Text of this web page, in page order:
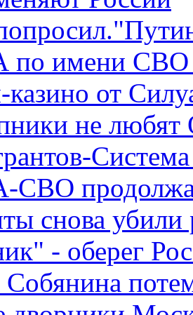
имени СВО
от
не
снова убили
- оберег